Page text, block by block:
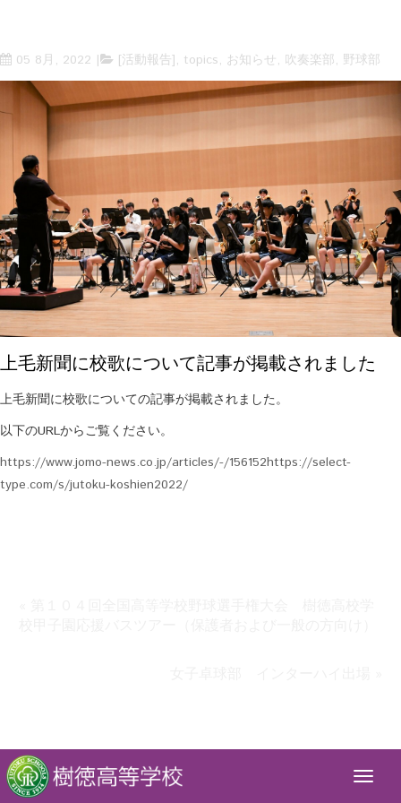
05 8月, 2022 [活動報告], topics, お知らせ , 吹奏楽部, 野球部
上毛新聞に校歌について記事が掲載されました
上毛新聞に校歌についての記事が掲載されました。
以下のURLからご覧ください。
https://www.jomo-news.co.jp/articles/-/156152https://select-
type.com/s/jutoku-koshien2022/